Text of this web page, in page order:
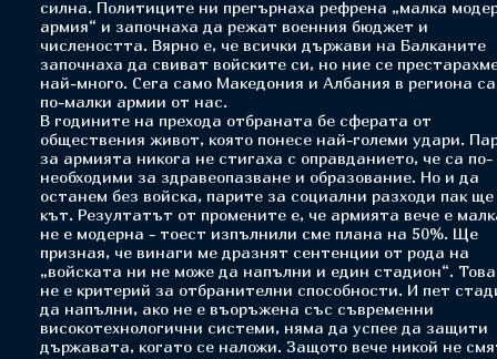
силна. Политиците ни прегърнаха рефрена „малка
армия“ и започнаха да режат военния бюджет и
числеността. Вярно е, че всички държави на Балканите
започнаха да свиват войските си, но ние се
най-много. Сега само Македония и Албания в региона
по-малки армии от нас.
В годините на прехода отбраната бе сферата от
обществения живот, която понесе най-големи удари.
за армията никога не стигаха с оправданието, че са по-
необходими за здравеопазване и образование. Но и да
останем без войска, парите за социални разходи пак ще
кът. Резултатът от промените е, че армията вече е
не е модерна - тоест изпълнили сме плана на 50%. Ще
призная, че винаги ме дразнят сентенции от рода на
„войската ни не може да напълни и един стадион“.
не е критерий за отбранителни способности. И пет
да напълни, ако не е въоръжена със съвременни
високотехнологични системи, няма да успее да защити
държавата, когато се наложи. Защото вече никой не